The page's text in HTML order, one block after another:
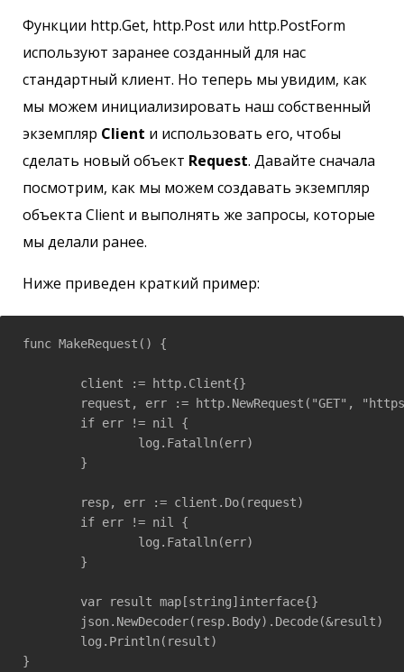
Функции http.Get, http.Post или http.PostForm
используют заранее созданный для нас
стандартный клиент. Но теперь мы увидим, как
мы можем инициализировать наш собственный
экземпляр Client и использовать его, чтобы
сделать новый объект Request. Давайте сначала
посмотрим, как мы можем создавать экземпляр
объекта Client и выполнять же запросы, которые
мы делали ранее.
Ниже приведен краткий пример:
func MakeRequest() {
}